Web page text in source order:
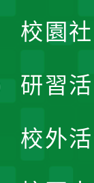
校園
研習
校外